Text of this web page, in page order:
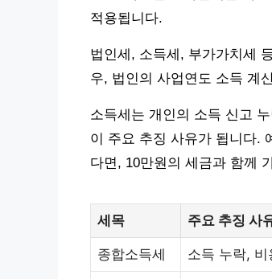
적용됩니다.
법인세, 소득세, 부가가치세
우, 법인의 사업연도 소득 계
소득세는 개인의 소득 신고
이 주요 추징 사유가 됩니다.
다면, 10만원의 세금과 함께
세목 주요 추징 사
종합소득세 소득 누락,